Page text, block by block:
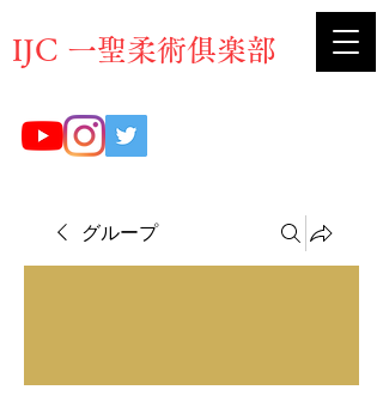
​IJC 一聖柔術俱楽部
グループ